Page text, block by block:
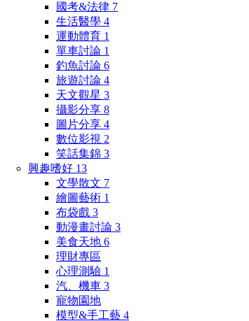
國考&法律 7
生活醫學 4
運動體育 1
單車討論 1
釣魚討論 6
旅遊討論 4
天文觀星 3
攝影分享 8
圖片分享 4
數位影視 2
笑話集錦 3
興趣嗜好 13
文學散文 7
繪圖藝術 1
布袋戲 3
動漫畫討論 3
美食天地 6
理財專區
心理測驗 1
汽、機車 3
寵物園地
模型&手工藝 4